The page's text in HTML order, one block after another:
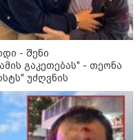
- შენი
გაკეთებას" - თეონა
უძღვნის